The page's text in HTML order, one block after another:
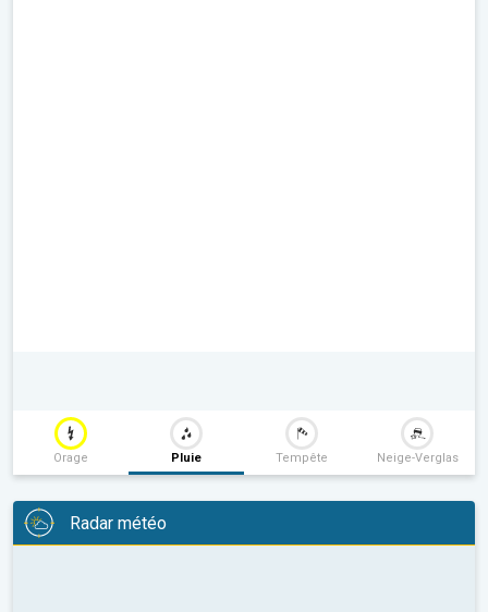
Orage Pluie Tempête Neige-Verglas
Radar météo